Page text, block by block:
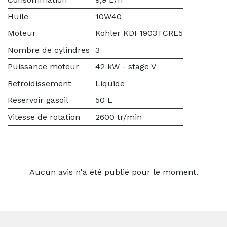
Huile
10W40
Moteur
Kohler KDI 1903TCRE5
Nombre de cylindres
3
Puissance moteur
42 kW - stage V
Refroidissement
Liquide
Réservoir gasoil
50 L
Vitesse de rotation
2600 tr/min
Aucun avis n'a été publié pour le moment.